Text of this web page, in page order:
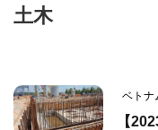
土木
ベトナ
【